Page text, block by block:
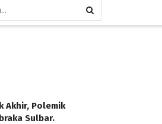
Akhir, Polemik
Sulbar.